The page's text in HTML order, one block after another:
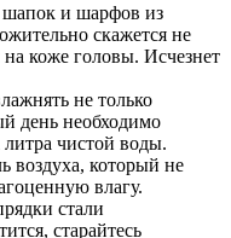
шапок и шарфов из
скажется не
коже головы. Исчезнет
не только
день необходимо
чистой воды.
воздуха, который не
влагу.
стали
старайтесь